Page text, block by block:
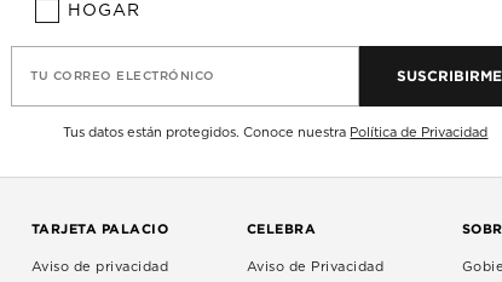
HOGAR
TU CORREO ELECTRÓNICO SUSCRIBIRME
Tus datos están protegidos. Conoce nuestra Política de Privacidad
TARJETA PALACIO
Aviso de privacidad
CELEBRA
Aviso de Privacidad